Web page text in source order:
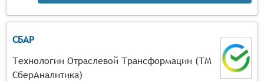
СБАР
Технологии Отраслевой Трансформации (ТМ
СберАналитика)